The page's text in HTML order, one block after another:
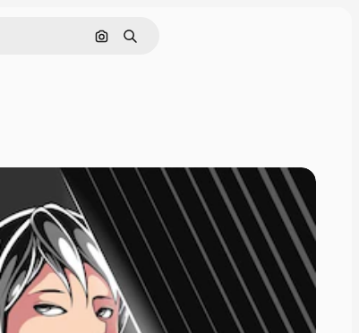
Поиск по изображению
Поиск